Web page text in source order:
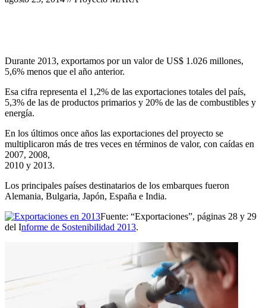
Durante 2013, exportamos por un valor de US$ 1.026 millones,
5,6% menos que el año anterior.
Esa cifra representa el 1,2% de las exportaciones totales del país,
5,3% de las de productos primarios y 20% de las de combustibles y
energía.
En los últimos once años las exportaciones del proyecto se
multiplicaron más de tres veces en términos de valor, con caídas en
2007, 2008,
2010 y 2013.
Los principales países destinatarios de los embarques fueron
Alemania, Bulgaria, Japón, España e India.
Fuente: “Exportaciones”, páginas 28 y 29
del Informe de Sostenibilidad 2013.